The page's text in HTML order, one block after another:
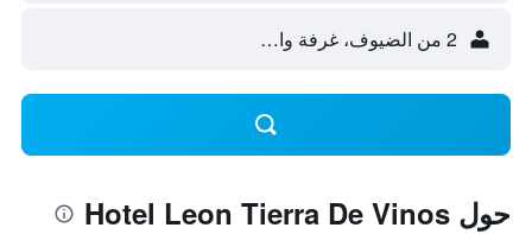
2 من الضيوف، غرفة واحدة
حول Hotel Leon Tierra De Vinos